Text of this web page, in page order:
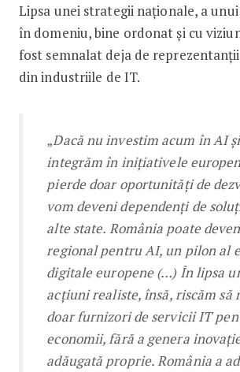
Lipsa unei strategii naționale, a
în domeniu, bine ordonat și cu
fost semnalat deja de
din industriile de IT.
„Dacă nu investim acum în AI
integrăm în inițiativele
pierde doar oportunități de
vom deveni dependenți de
alte state. România poate
regional pentru AI, un pilon al
digitale europene (…) În lipsa
acțiuni realiste, însă, riscăm să
doar furnizori de servicii IT
economii, fără a genera
adăugată proprie. România a